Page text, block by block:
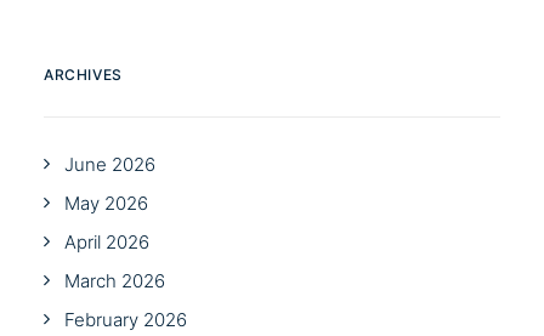
ARCHIVES
June 2026
May 2026
April 2026
March 2026
February 2026